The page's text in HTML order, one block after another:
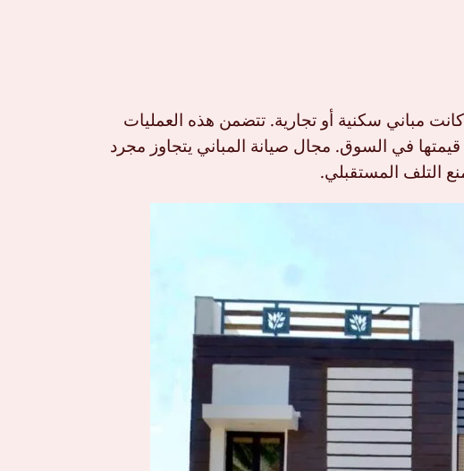
مباني سكنية أو تجارية. تتضمن هذه العمليات
في السوق. مجال صيانة المباني يتجاوز مجرد
التلف المستقبلي.